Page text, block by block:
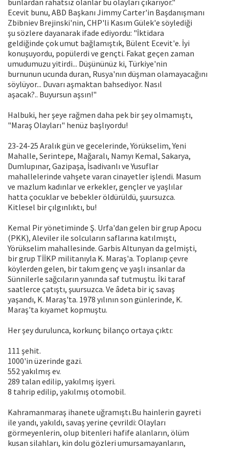
bunlardan rahatsız olanlar bu olayları çıkarıyor."
Ecevit bunu, ABD Başkanı Jimmy Carter'in Başdanışmanı
Zbibniev Brejinski'nin, CHP'li Kasım Gülek'e söylediği
şu sözlere dayanarak ifade ediyordu: "İktidara
geldiğinde çok umut bağlamıştık, Bülent Ecevit'e. İyi
konuşuyordu, popülerdi ve gençti. Fakat geçen zaman
umudumuzu yitirdi... Düşününüz ki, Türkiye'nin
burnunun ucunda duran, Rusya'nın düşman olamayacağını
söylüyor... Duvarı aşmaktan bahsediyor. Nasıl
aşacak?.. Buyursun aşsın!"
Halbuki, her şeye rağmen daha pek bir şey olmamıştı,
"Maraş Olayları" henüz başlıyordu!
23-24-25 Aralık gün ve gecelerinde, Yörükselim, Yeni
Mahalle, Serintepe, Mağaralı, Namyı Kemal, Sakarya,
Dumlupınar, Gazipaşa, İsadivanlı ve Yusuflar
mahallelerinde vahşete varan cinayetler işlendi. Masum
ve mazlum kadınlar ve erkekler, gençler ve yaşlılar
hatta çocuklar ve bebekler öldürüldü, şuursuzca.
Kitlesel bir çılgınlıktı, bu!
Kemal Pir yönetiminde Ş. Urfa'dan gelen bir grup Apocu
(PKK), Aleviler ile solcuların saflarına katılmıştı,
Yörükselim mahallesinde. Garbis Altunyan da gelmişti,
bir grup TİİKP militanıyla K. Maraş'a. Toplanıp çevre
köylerden gelen, bir takım genç ve yaşlı insanlar da
Sünnilerle sağcıların yanında saf tutmuştu. İki taraf
saatlerce çatıştı, şuursuzca. Ve âdeta bir iç savaş
yaşandı, K. Maraş'ta. 1978 yılının son günlerinde, K.
Maraş'ta kıyamet kopmuştu.
Her şey durulunca, korkunç bilanço ortaya çıktı:
111 şehit.
1000'in üzerinde gazi.
552 yakılmış ev.
289 talan edilip, yakılmış işyeri.
8 tahrip edilip, yakılmış otomobil.
Kahramanmaraş ihanete uğramıştı.Bu hainlerin gayreti
ile yandı, yakıldı, savaş yerine çevrildi: Olayları
görmeyenlerin, olup bitenleri hafife alanların, ölüm
kusan silahları, kin dolu gözleri umursamayanların,